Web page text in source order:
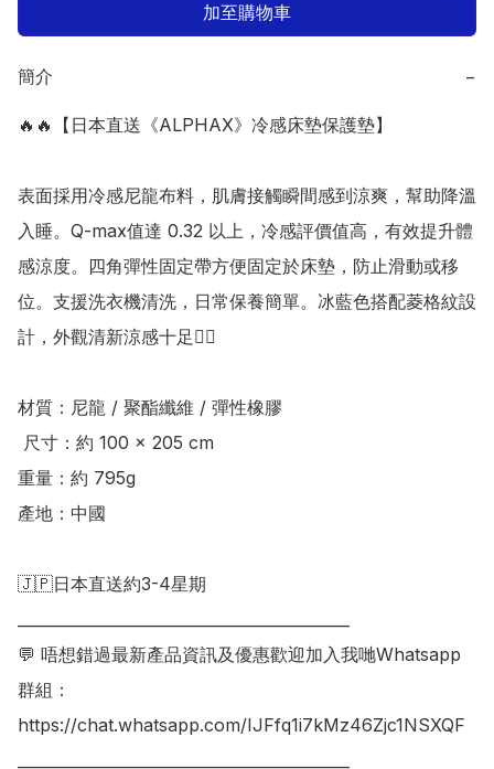
加至購物車
簡介 −
🔥🔥【日本直送《ALPHAX》冷感床墊保護墊】
表面採用冷感尼龍布料，肌膚接觸瞬間感到涼爽，幫助降溫
入睡。Q-max值達 0.32 以上，冷感評價值高，有效提升體
感涼度。四角彈性固定帶方便固定於床墊，防止滑動或移
位。支援洗衣機清洗，日常保養簡單。冰藍色搭配菱格紋設
計，外觀清新涼感十足👍🏻
材質：尼龍 / 聚酯纖維 / 彈性橡膠
重量：約 795g
產地：中國
🇯🇵日本直送約3-4星期
💬 唔想錯過最新產品資訊及優惠歡迎加入我哋Whatsapp
群組：
https://chat.whatsapp.com/IJFfq1i7kMz46Zjc1NSXQF